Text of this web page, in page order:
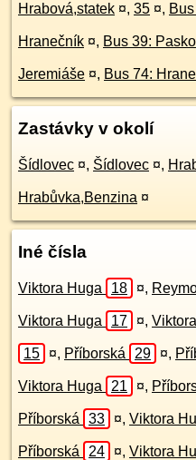
Hrabová,statek ¤, 35 ¤,
Hranečník ¤, Bus 39:
Jeremiáše ¤,
Zastávky v okolí
Šídlovec ¤, Šídlovec ¤,
Hrabůvka,Benzina ¤
Iné čísla
Viktora Huga 18 ¤,
Viktora Huga 17 ¤,
15 ¤, Příborská 29 ¤,
Viktora Huga 21 ¤,
Příborská 33 ¤, Viktora
Příborská 24 ¤, Viktora